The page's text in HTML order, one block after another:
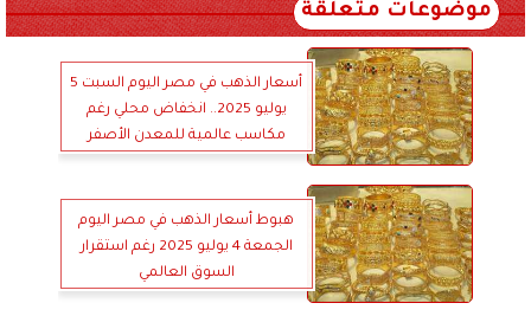
موضوعات متعلقة
أسعار الذهب في مصر اليوم السبت 5
يوليو 2025.. انخفاض محلي رغم
مكاسب عالمية للمعدن الأصفر
هبوط أسعار الذهب في مصر اليوم
الجمعة 4 يوليو 2025 رغم استقرار
السوق العالمي